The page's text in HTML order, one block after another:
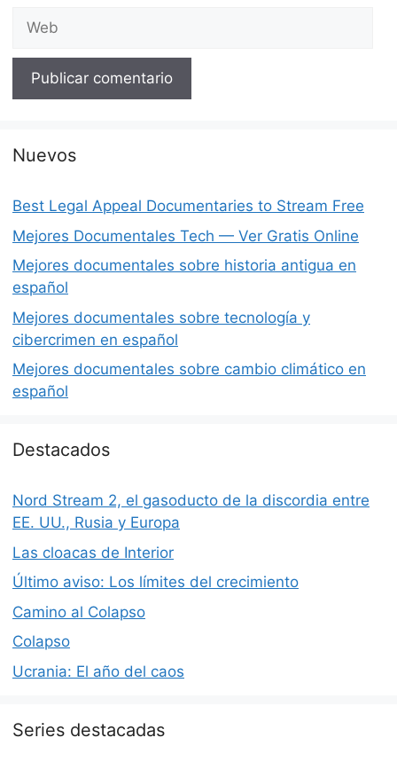
Web
Nuevos
Best Legal Appeal Documentaries to Stream Free
Mejores Documentales Tech — Ver Gratis Online
Mejores documentales sobre historia antigua en
español
Mejores documentales sobre tecnología y
cibercrimen en español
Mejores documentales sobre cambio climático en
español
Destacados
Nord Stream 2, el gasoducto de la discordia entre
EE. UU., Rusia y Europa
Las cloacas de Interior
Último aviso: Los límites del crecimiento
Camino al Colapso
Colapso
Ucrania: El año del caos
Series destacadas